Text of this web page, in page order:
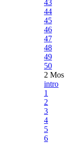
43
44
45
46
47
48
49
50
2 Mos
intro
1
2
3
4
5
6